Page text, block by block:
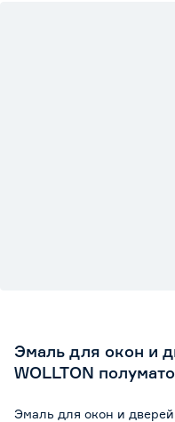
Эмаль для окон и
WOLLTON
Эмаль для окон и